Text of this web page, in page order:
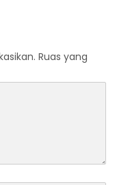
Ruas yang